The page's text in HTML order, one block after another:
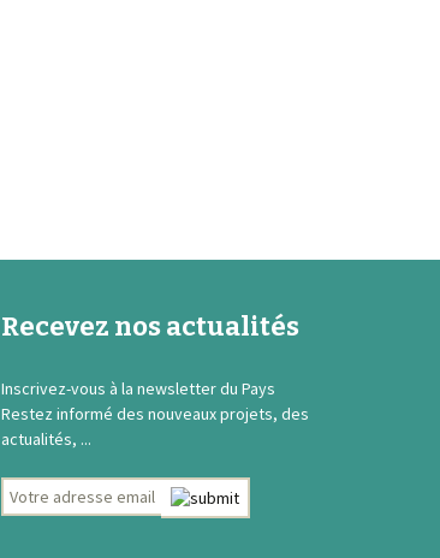
Recevez nos actualités
Inscrivez-vous à la newsletter du Pays
Restez informé des nouveaux projets, des
actualités, ...